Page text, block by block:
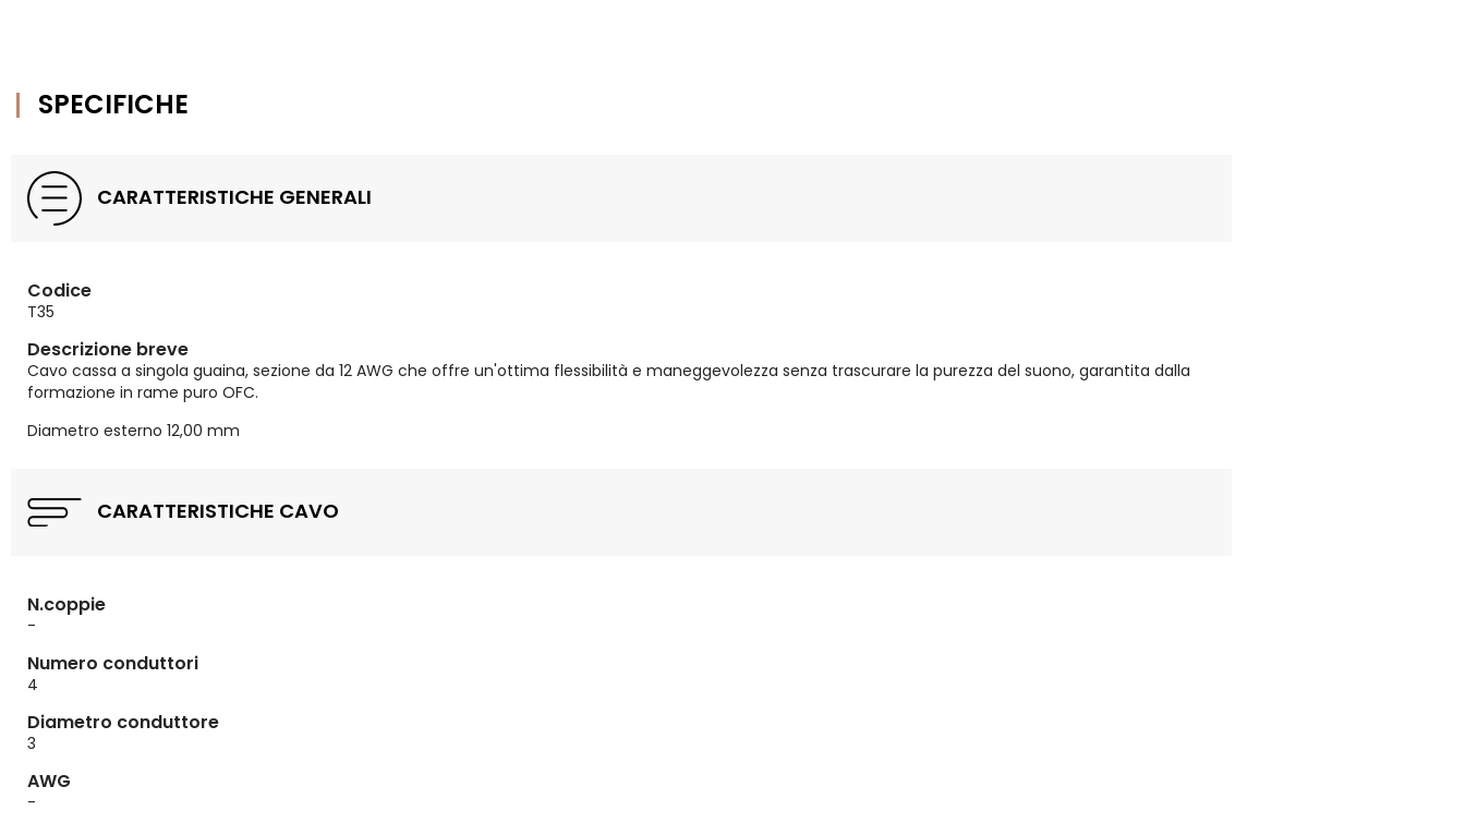
SPECIFICHE
CARATTERISTICHE GENERALI
Codice
T35
Descrizione breve
Cavo cassa a singola guaina, sezione da 12 AWG che offre un'ottima flessibilità e maneggevolezza senza trascurare la purezza del suono, garantita dalla
formazione in rame puro OFC.
Diametro esterno 12,00 mm
CARATTERISTICHE CAVO
N.coppie
-
Numero conduttori
4
Diametro conduttore
3
AWG
-